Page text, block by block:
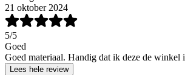
21 oktober 2024
5/5
Goed
Goed materiaal. Handig dat ik deze de winkel
Lees hele review